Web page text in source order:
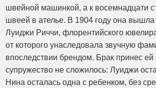
швейной машинкой, а к восемнадцати
швеей в ателье. В 1904 году она вышла
Луиджи Риччи, флорентийского
от которого унаследовала звучную
впоследствии брендом. Брак принес
супружество не сложилось: Луиджи
Нина осталась одна с ребенком, без